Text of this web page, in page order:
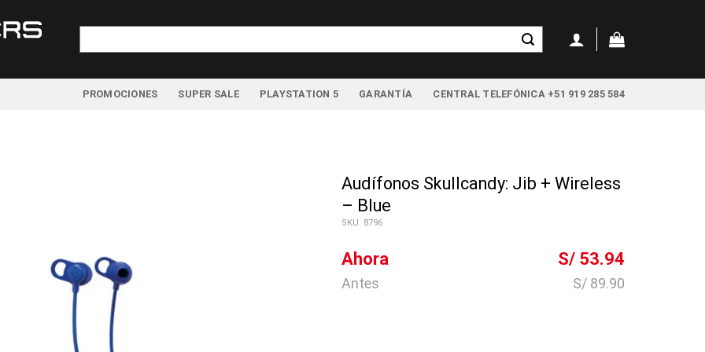
PROMOCIONES SUPER SALE PLAYSTATION 5 GARANTÍA CENTRAL TELEFÓNICA +51 919 285 584
Audífonos Skullcandy: Jib + Wireless
– Blue
SKU: 8796
Ahora S/ 53.94
Antes S/ 89.90